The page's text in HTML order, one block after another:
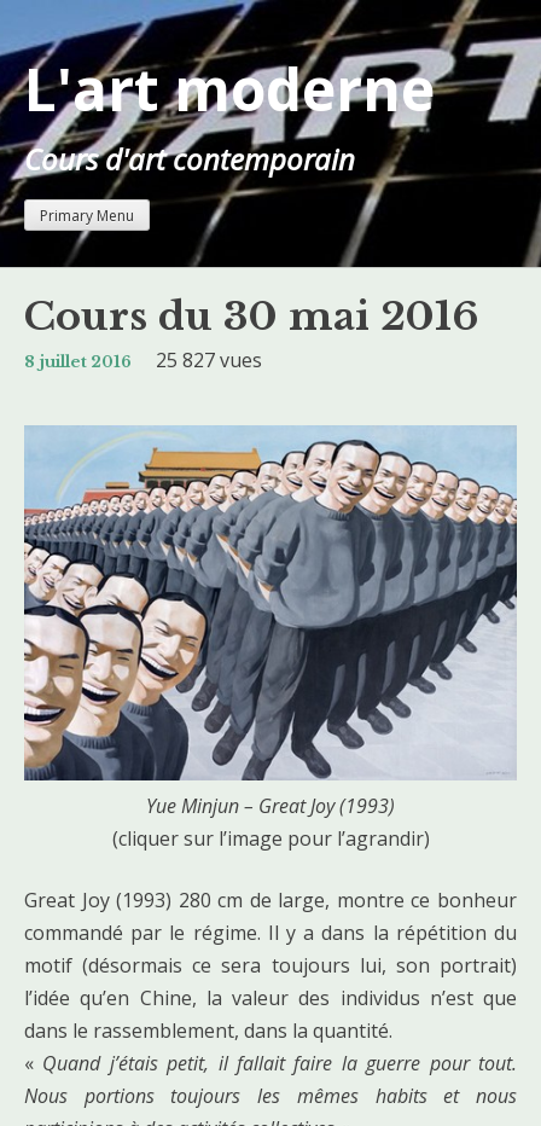
to
content
L'art moderne
Cours d'art contemporain
Primary Menu
Cours du 30 mai 2016
8 juillet 2016 25 827 vues
Yue Minjun – Great Joy (1993)
(cliquer sur l’image pour l’agrandir)
Great Joy (1993) 280 cm de large, montre ce bonheur
commandé par le régime. Il y a dans la répétition du
motif (désormais ce sera toujours lui, son portrait)
l’idée qu’en Chine, la valeur des individus n’est que
dans le rassemblement, dans la quantité.
« Quand j’étais petit, il fallait faire la guerre pour tout.
Nous portions toujours les mêmes habits et nous